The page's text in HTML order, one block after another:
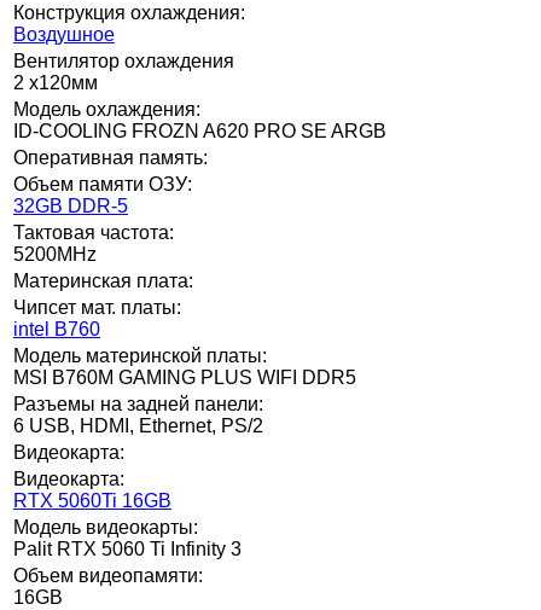
Конструкция охлаждения:
Воздушное
Вентилятор охлаждения
2 x120мм
Модель охлаждения:
ID-COOLING FROZN A620 PRO SE ARGB
Оперативная память:
Объем памяти ОЗУ:
32GB DDR-5
Тактовая частота:
5200MHz
Материнская плата:
Чипсет мат. платы:
intel B760
Модель материнской платы:
MSI B760M GAMING PLUS WIFI DDR5
Разъемы на задней панели:
6 USB, HDMI, Ethernet, PS/2
Видеокарта:
Видеокарта:
RTX 5060Ti 16GB
Модель видеокарты:
Palit RTX 5060 Ti Infinity 3
Объем видеопамяти:
16GB